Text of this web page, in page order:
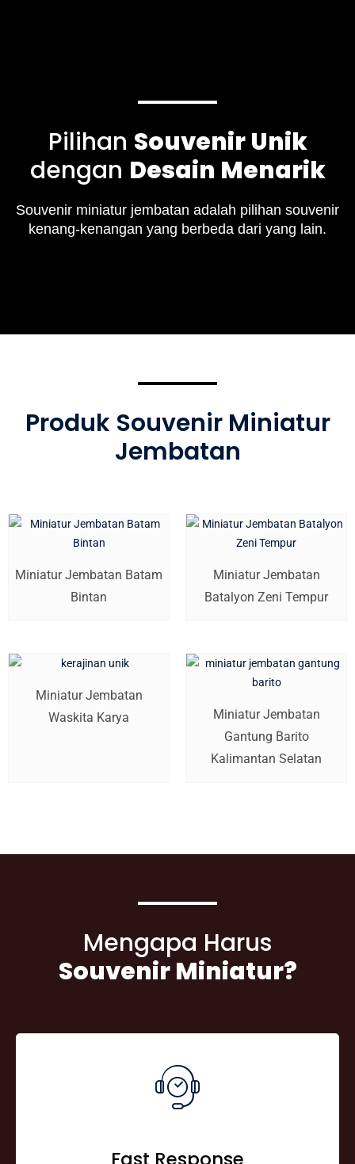
Pilihan Souvenir Unik
dengan Desain Menarik
Souvenir miniatur jembatan adalah pilihan souvenir
kenang-kenangan yang berbeda dari yang lain.
Produk Souvenir Miniatur
Jembatan
Miniatur Jembatan Batam
Bintan
Miniatur Jembatan
Batalyon Zeni Tempur
Miniatur Jembatan
Waskita Karya
Miniatur Jembatan
Gantung Barito
Kalimantan Selatan
Mengapa Harus
Souvenir Miniatur?